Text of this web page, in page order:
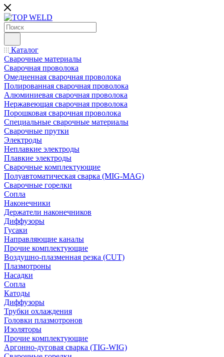
Каталог
Сварочные материалы
Сварочная проволока
Омедненная сварочная проволока
Полированная сварочная проволока
Алюминиевая сварочная проволока
Нержавеющая сварочная проволока
Порошковая сварочная проволока
Специальные сварочные материалы
Сварочные прутки
Электроды
Неплавкие электроды
Плавкие электроды
Сварочные комплектующие
Полуавтоматическая сварка (MIG-MAG)
Сварочные горелки
Сопла
Наконечники
Держатели наконечников
Диффузоры
Гусаки
Направляющие каналы
Прочие комплектующие
Воздушно-плазменная резка (CUT)
Плазмотроны
Насадки
Сопла
Катоды
Диффузоры
Трубки охлаждения
Головки плазмотронов
Изоляторы
Прочие комплектующие
Аргонно-дуговая сварка (TIG-WIG)